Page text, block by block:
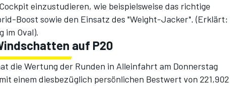
einzustudieren, wie beispielsweise das richtige
Boost sowie den Einsatz des "Weight-Jacker". (Erklärt:
im Oval).
auf P20
die Wertung der Runden in Alleinfahrt am Donnerstag
einem diesbezüglich persönlichen Bestwert von 221,902